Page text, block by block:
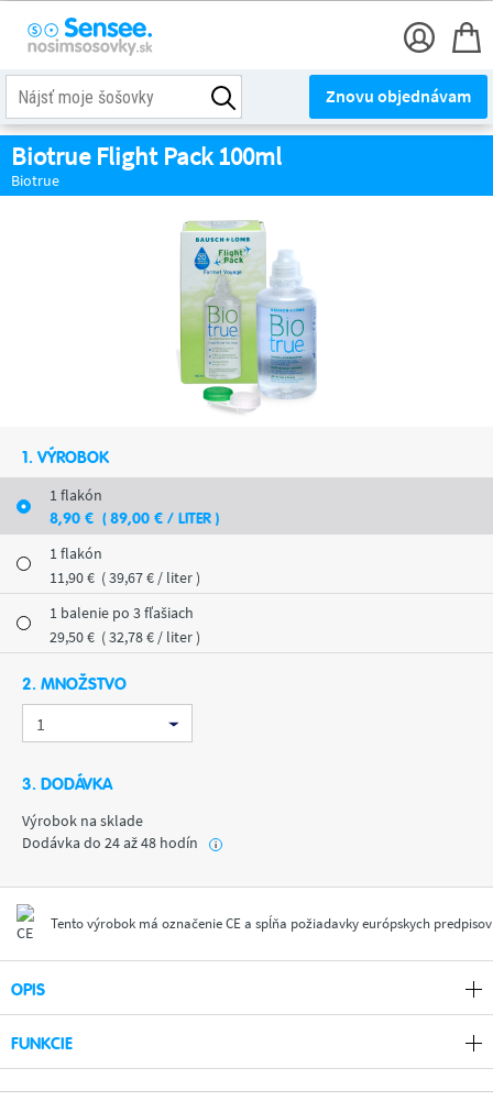
Znovu objednávam
Biotrue Flight Pack 100ml
Biotrue
OPIS
FUNKCIE
1. VÝROBOK
1 flakón
8,90 € ( 89,00 € / LITER )
1 flakón
11,90€ ( 39,67€ / liter )
1 balenie po 3 fľašiach
29,50€ ( 32,78€ / liter )
2. MNOŽSTVO
3. DODÁVKA
Výrobok na sklade
Dodávka do 24 až 48 hodín
i
Tento výrobok má označenie CE a spĺňa požiadavky európskych predpisov